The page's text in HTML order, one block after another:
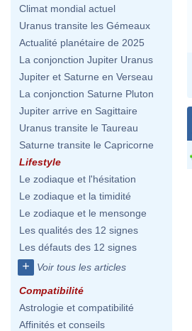
Climat mondial actuel
Uranus transite les Gémeaux
Actualité planétaire de 2025
La conjonction Jupiter Uranus
Jupiter et Saturne en Verseau
La conjonction Saturne Pluton
Jupiter arrive en Sagittaire
Uranus transite le Taureau
Saturne transite le Capricorne
Lifestyle
Le zodiaque et l'hésitation
Le zodiaque et la timidité
Le zodiaque et le mensonge
Les qualités des 12 signes
Les défauts des 12 signes
+ Voir tous les articles
Compatibilité
Astrologie et compatibilité
Affinités et conseils